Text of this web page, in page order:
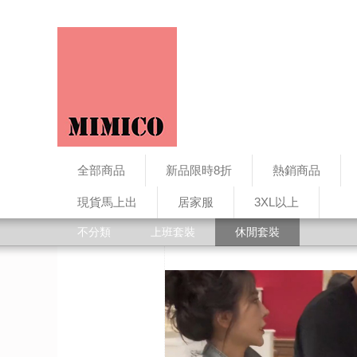
全部商品 新品限時8折 熱銷商品
現貨馬上出 居家服 3XL以上
不分類 上班套裝 休閒套裝